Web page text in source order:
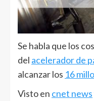
Se habla que los
del acelerador de
alcanzar los 16
Visto en cnet news